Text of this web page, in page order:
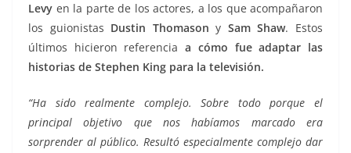
Levy en la parte de los actores, a los que acompañaron
los guionistas Dustin Thomason y Sam Shaw. Estos
últimos hicieron referenciaa cómo fue adaptar las
historias de Stephen King para la televisión.
“Ha sido realmente complejo. Sobre todo porque el
principal objetivo que nos habíamos marcado era
sorprender al público. Resultó especialmente complejo dar